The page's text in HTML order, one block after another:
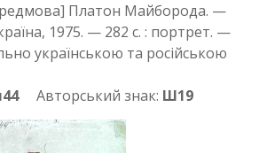
Платон Майборода. —
1975. — 282 с. : портрет. —
українською та російською
Авторський знак: Ш19